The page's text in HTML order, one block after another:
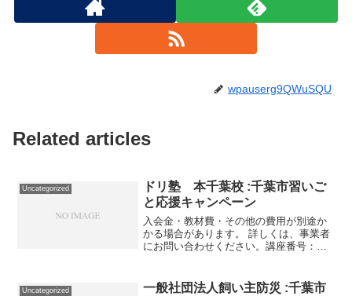
wpauserg9QWuSQU
Related articles
Uncategorized
ドリ塾 本千葉校 :千葉市習いご
と応援キャンペーン
入会金・教材費・その他の費用が別途か
かる場合があります。 詳しくは、事業者
にお問い合わせください。講座番号：
2022/03/31サッカースクール...
Uncategorized
一般社団法人飼い主防災 :千葉市